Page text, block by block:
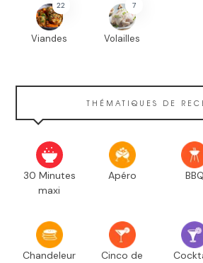
22
Viandes
7
Volailles
THÉMATIQUES DE
30 Minutes
maxi
Apéro BBQ
Chandeleur
Cinco de